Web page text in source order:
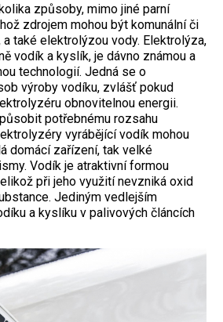
způsoby, mimo jiné parní
zdrojem mohou být komunální či
také elektrolýzou vody. Elektrolýza,
vodík a kyslík, je dávno známou a
technologií. Jedná se o
výroby vodíku, zvlášť pokud
obnovitelnou energii.
potřebnému rozsahu
vyrábějící vodík mohou
domácí zařízení, tak velké
Vodík je atraktivní formou
při jeho využití nevzniká oxid
Jediným vedlejším
a kyslíku v palivových článcích